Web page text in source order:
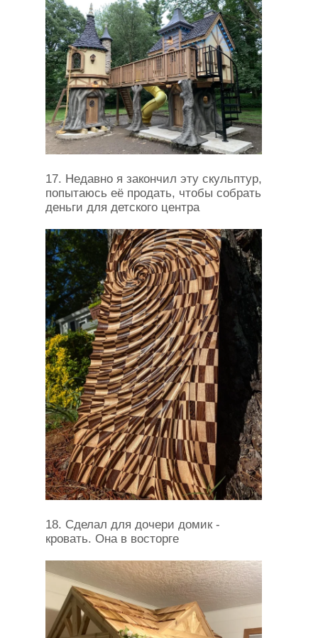
17. Недавно я закончил эту скульптур,
попытаюсь её продать, чтобы собрать
деньги для детского центра
18. Сделал для дочери домик -
кровать. Она в восторге